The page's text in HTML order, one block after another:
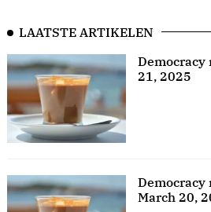
LAATSTE ARTIKELEN
Democracy
21, 2025
Democracy
March 20,